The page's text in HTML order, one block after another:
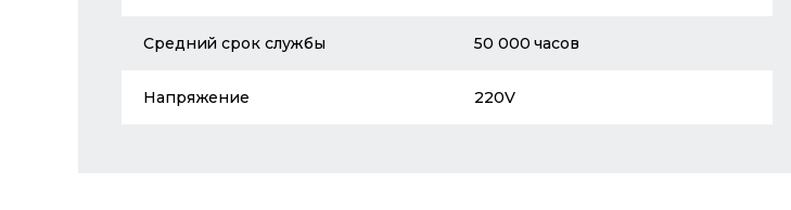
Средний срок службы 50 000 часов
Напряжение 220V